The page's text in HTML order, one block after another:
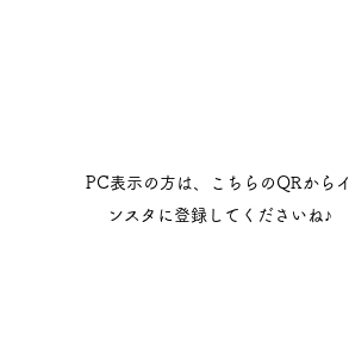
PC表示の方は、こちらのQRからイ
ンスタに登録してくださいね♪